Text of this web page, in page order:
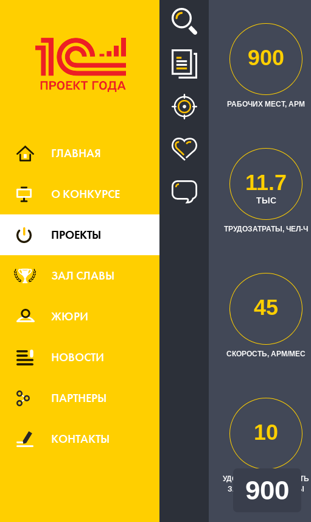
ГЛАВНАЯ
О КОНКУРСЕ
ПРОЕКТЫ
ЗАЛ СЛАВЫ
ЖЮРИ
НОВОСТИ
ПАРТНЕРЫ
КОНТАКТЫ
Проект
РЕГИОН
900
РАБОЧИХ МЕСТ, АРМ
11.7
ТЫС
ТРУДОЗАТРАТЫ, ЧЕЛ-Ч
45
СКОРОСТЬ, АРМ/МЕС
10
УДОВЛЕТВОРЕННОСТЬ
ЗАКАЗЧИКА, БАЛЛЫ
Заказчик
АО
Исполнитель
"Центр "Форвард"
900